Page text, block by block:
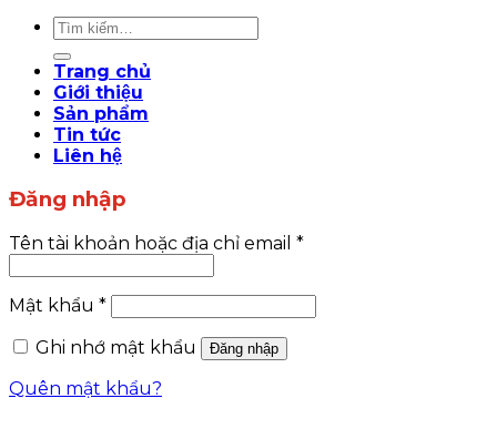
Tìm
kiếm:
Trang chủ
Giới thiệu
Sản phẩm
Tin tức
Liên hệ
Đăng nhập
Tên tài khoản hoặc địa chỉ email *
Mật khẩu *
Ghi nhớ mật khẩu
Đăng nhập
Quên mật khẩu?